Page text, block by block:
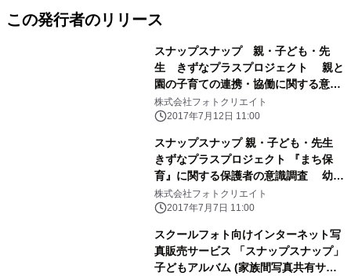
この発行者のリリース
スナップスナップ 親・子ども・先
生 きずなプラスプロジェクト 親と
園の子育ての連携・協働に関する意識
調査 園の先生から得られる情報を
「家庭での子育て」でも参考にしてい
株式会社フォトクリエイト
2017年7月12日 11:00
スナップスナップ 親・子ども・先生
きずなプラスプロジェクト 『まち保
育』に関する保護者の意識調査 幼稚
園・保育園・認定こども園の保護者の
約4割は 園と地域の交流に積極的に参
育』への関心が明らかに
株式会社フォトクリエイト
2017年7月7日 11:00
スクールフォト向けインターネット写
真販売サービス 「スナップスナップ」
子どもアルバム (家族間写真共有サー